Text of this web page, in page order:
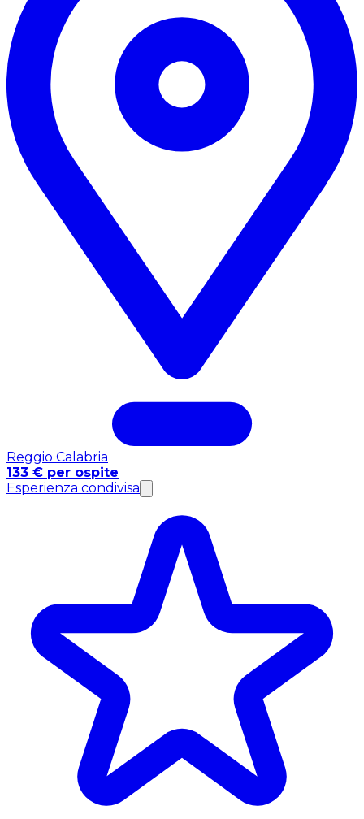
Reggio Calabria
133 € per ospite
Esperienza condivisa